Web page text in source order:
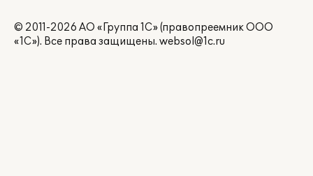
© 2011-2026 АО «Группа 1С» (правопреемник ООО
«1С»). Все права защищены. websol@1c.ru